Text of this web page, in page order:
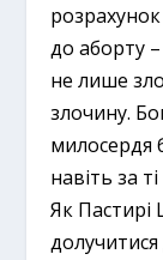
до аборту
не лише
злочину.
милосердя
навіть за
Як Пастирі